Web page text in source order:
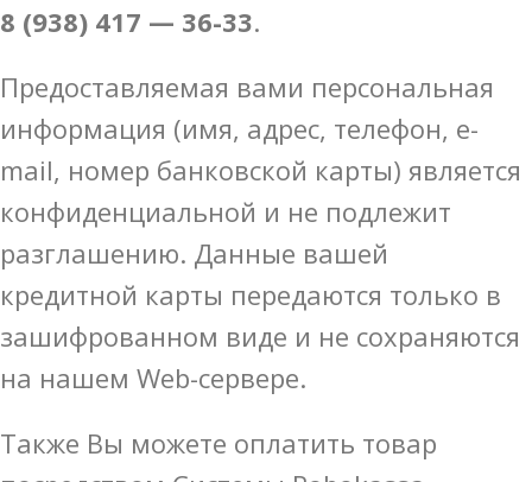
8 (938) 417 — 36-33.
Предоставляемая вами персональная
информация (имя, адрес, телефон, e-
mail, номер банковской карты) является
конфиденциальной и не подлежит
разглашению. Данные вашей
кредитной карты передаются только в
зашифрованном виде и не сохраняются
на нашем Web-сервере.
Также Вы можете оплатить товар